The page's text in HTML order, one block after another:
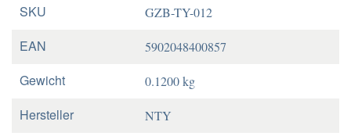
SKU GZB-TY-012
EAN 5902048400857
Gewicht 0.1200 kg
Hersteller NTY